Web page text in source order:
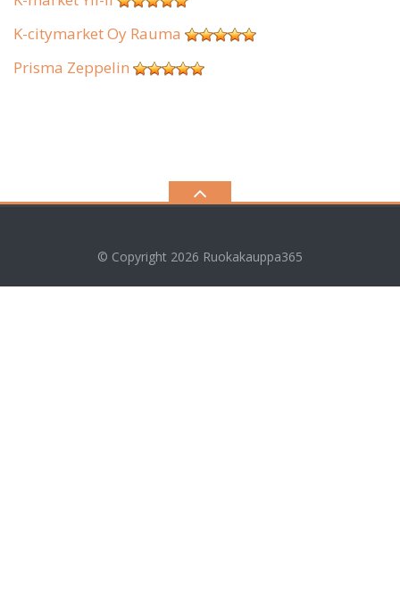
K-citymarket Oy Rauma
Prisma Zeppelin
© Copyright 2026 Ruokakauppa365